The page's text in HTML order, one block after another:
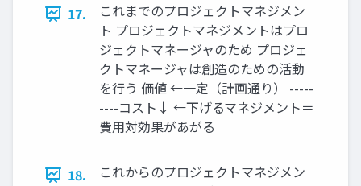
17.
これまでのプロジェクトマネジメン
ト プロジェクトマネジメントはプロ
ジェクトマネージャのため プロジェ
クトマネージャは創造のための活動
を行う 価値 ←一定（計画通り） -----
----コスト↓ ←下げるマネジメント＝
費用対効果があがる
18.
これからのプロジェクトマネジメン